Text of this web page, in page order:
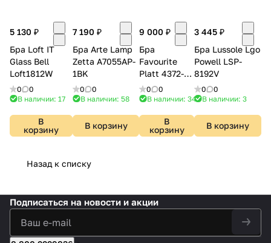
5 130 ₽
Бра Loft IT
Glass Bell
Loft1812W
0
0
В наличии: 17
В
корзину
7 190 ₽
Бра Arte Lamp
Zetta A7055AP-
1BK
0
0
В наличии: 58
В корзину
9 000 ₽
Бра
Favourite
Platt 4372-
1W
0
0
В наличии: 34
В
корзину
3 445 ₽
Бра Lussole Lgo
Powell LSP-
8192V
0
0
В наличии: 3
В корзину
Назад к списку
Подписаться на новости и акции